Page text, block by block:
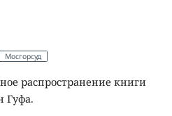
Мосгорсуд
распространение книги
Гуфа.